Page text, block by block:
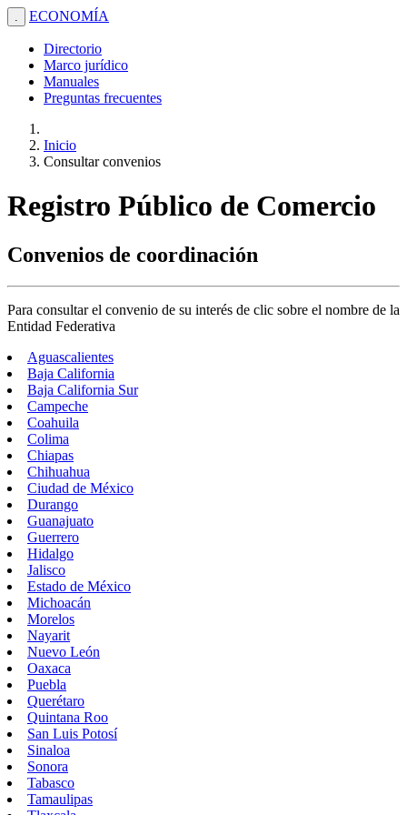
. ECONOMÍA
Directorio
Marco jurídico
Manuales
Preguntas frecuentes
Inicio
Consultar convenios
Registro Público de Comercio
Convenios de coordinación
Para consultar el convenio de su interés de clic sobre el nombre de la
Entidad Federativa
Aguascalientes
Baja California
Baja California Sur
Campeche
Coahuila
Colima
Chiapas
Chihuahua
Ciudad de México
Durango
Guanajuato
Guerrero
Hidalgo
Jalisco
Estado de México
Michoacán
Morelos
Nayarit
Nuevo León
Oaxaca
Puebla
Querétaro
Quintana Roo
San Luis Potosí
Sinaloa
Sonora
Tabasco
Tamaulipas